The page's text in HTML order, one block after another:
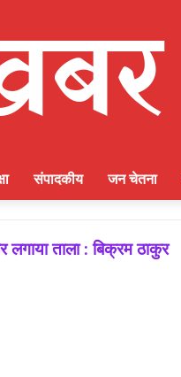
संपादकीय जन चेतना
ताला : बिक्रम ठाकुर